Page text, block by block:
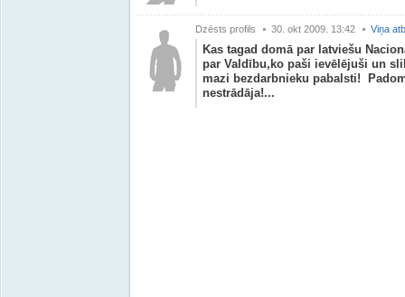
Dzēsts profils 30. okt 2009. 13:42 Viņa
Kas tagad domā par latviešu
par Valdību,ko paši ievēlējuši un
mazi bezdarbnieku pabalsti!
nestrādāja!...